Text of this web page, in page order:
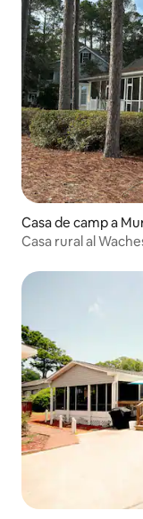
Casa de camp a
Casa rural al